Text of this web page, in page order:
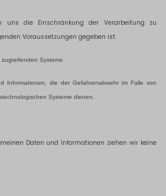
uns die Einschränkung der Verarbeitung zu
Voraussetzungen gegeben ist:
Systems
Informationen, die der Gefahrenabwehr im Falle von
Systeme dienen.
Daten und Informationen ziehen wir keine